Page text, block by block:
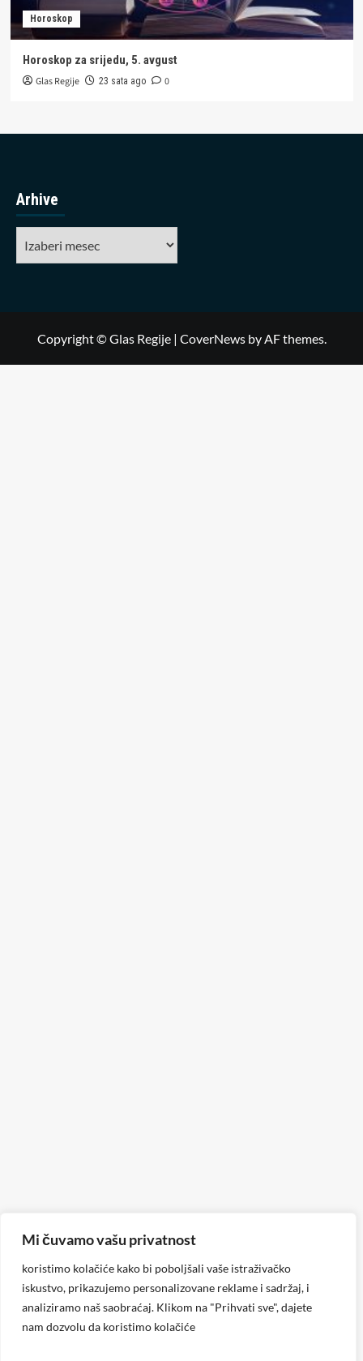
Mi čuvamo vašu privatnost
koristimo kolačiće kako bi poboljšali vaše istraživačko
iskustvo, prikazujemo personalizovane reklame i sadržaj, i
analiziramo naš saobraćaj. Klikom na "Prihvati sve", dajete
nam dozvolu da koristimo kolačiće
Horoskop
Horoskop za srijedu, 5. avgust
Glas Regije 23 sata ago 0
Arhive
Copyright © Glas Regije | CoverNewsby AF themes.